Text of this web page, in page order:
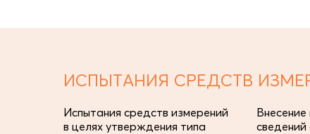
ИСПЫТАНИЯ СРЕДСТВ
Испытания средств измерений
в целях утверждения типа
Внесение